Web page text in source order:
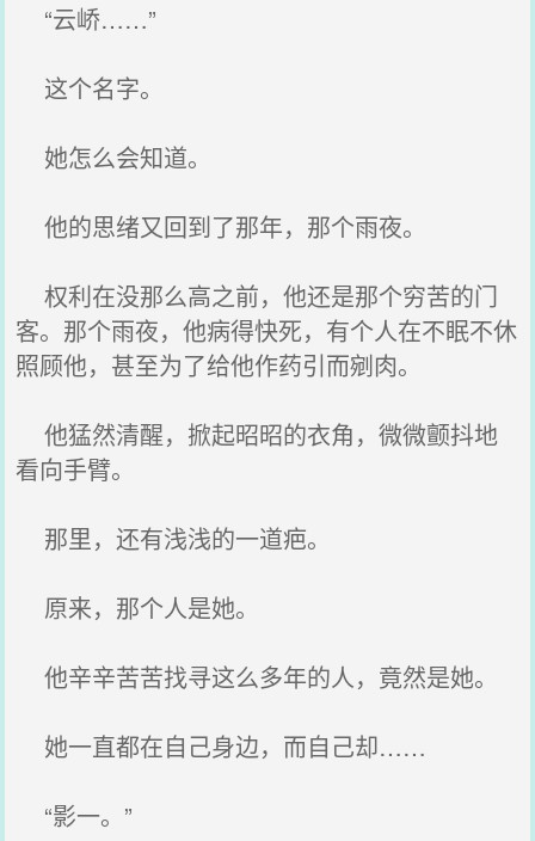
“云峤……”
这个名字。
她怎么会知道。
他的思绪又回到了那年，那个雨夜。
权利在没那么高之前，他还是那个穷苦的门
客。那个雨夜，他病得快死，有个人在不眠不休
照顾他，甚至为了给他作药引而剜肉。
他猛然清醒，掀起昭昭的衣角，微微颤抖地
看向手臂。
那里，还有浅浅的一道疤。
原来，那个人是她。
他辛辛苦苦找寻这么多年的人，竟然是她。
她一直都在自己身边，而自己却……
“影一。”